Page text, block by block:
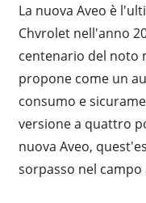
La nuova Aveo è
Chvrolet nell'anno
centenario del noto
propone come un
consumo e
versione a quattro
nuova Aveo,
sorpasso nel